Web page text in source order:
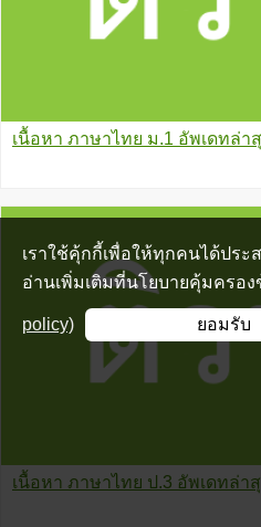
เนื้อหา ภาษาไทย ม.1 อัพเดทล่
เนื้อหา ภาษาไทย ป.3 อัพเดทล่
เราใช้คุ้กกี้เพื่อให้ทุกคนได้ปร
อ่านเพิ่มเติมที่นโยบายคุ้มครอ
policy) ยอมรับ